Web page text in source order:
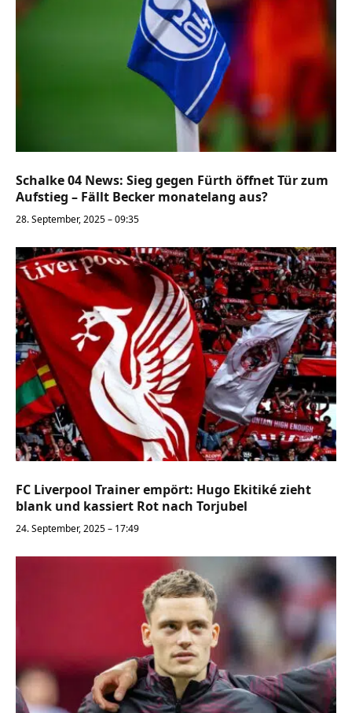
Schalke 04 News: Sieg gegen Fürth öffnet Tür zum
Aufstieg – Fällt Becker monatelang aus?
28. September, 2025 – 09:35
FC Liverpool Trainer empört: Hugo Ekitiké zieht
blank und kassiert Rot nach Torjubel
24. September, 2025 – 17:49